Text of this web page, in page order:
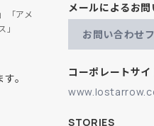
「アメ
。
メールによるお
お問い合わせ
コーポレートサイ
STORIES